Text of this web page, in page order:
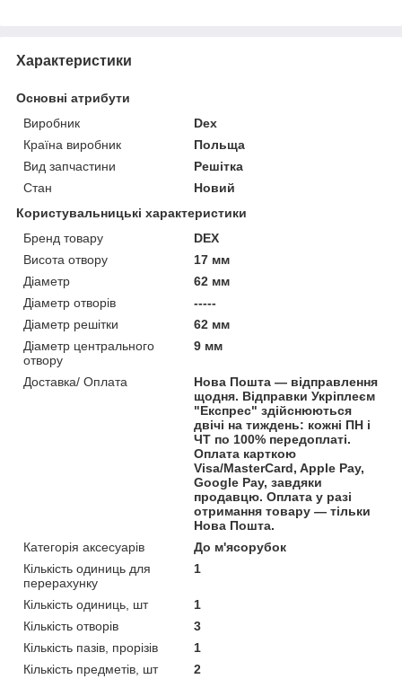
Характеристики
Основні атрибути
Виробник
Dex
Країна виробник
Польща
Вид запчастини
Решітка
Стан
Новий
Користувальницькі характеристики
Бренд товару
DEX
Висота отвору
17 мм
Діаметр
62 мм
Діаметр отворів
-----
Діаметр решітки
62 мм
Діаметр центрального
отвору
9 мм
Доставка/ Оплата
Нова Пошта — відправлення
щодня. Відправки Укріплеєм
"Експрес" здійснюються
двічі на тиждень: кожні ПН і
ЧТ по 100% передоплаті.
Оплата карткою
Visa/MasterCard, Apple Pay,
Google Pay, завдяки
продавцю. Оплата у разі
отримання товару — тільки
Нова Пошта.
Категорія аксесуарів
До м'ясорубок
Кількість одиниць для
перерахунку
1
Кількість одиниць, шт
1
Кількість отворів
3
Кількість пазів, прорізів
1
Кількість предметів, шт
2